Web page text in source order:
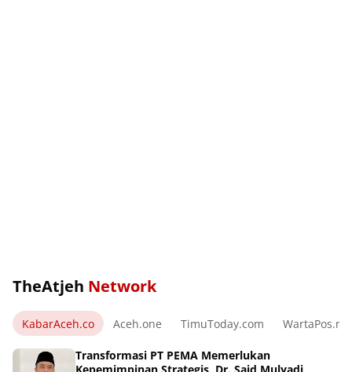
TheAtjeh Network
KabarAceh.co Aceh.one TimuToday.com WartaPos.net
Transformasi PT PEMA Memerlukan